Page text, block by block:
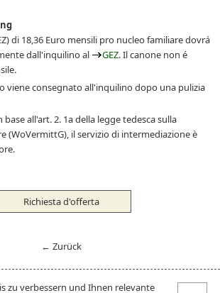
di 18,36 Euro mensili pro nucleo familiare dovrá
dall'inquilino al
GEZ. Il canone non é
viene consegnato all'inquilino dopo una pulizia
base all'art. 2. 1a della legge tedesca sulla
(WoVermittG), il servizio di intermediazione è
Richiesta d'offerta
← Zurück
zu verbessern und Ihnen relevante